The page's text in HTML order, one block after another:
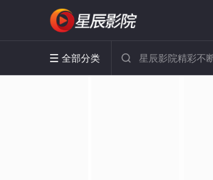
 全部分类 